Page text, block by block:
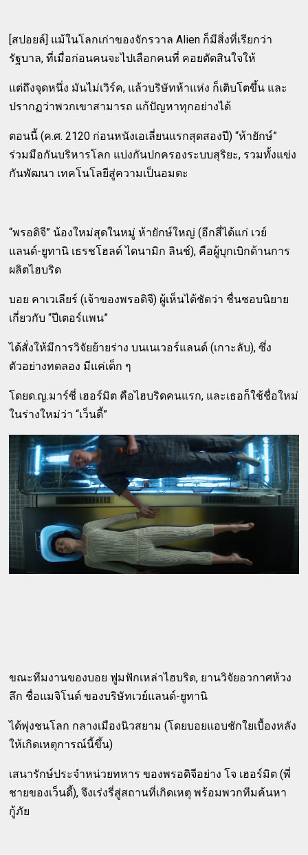
[สปอยล์] แม้ในโลกเก่าของจักรวาล Alien ก็มีสิ่งที่เรียกว่า
รัฐบาล, ที่เมื่อก่อนคนจะไปเลือกคนที่ คอยตัดสินใจให้
แต่ถึงจุดหนึ่ง มันไม่เวิร์ค, แล้วบริษัทห้าแห่ง ก็เติบโตขึ้น และ
ปรากฏว่าพวกเขาสามารถ แก้ปัญหาทุกอย่างได้
ตอนนี้ (ค.ศ. 2120 ก่อนหนังเอเลี่ยนแรกสุดสองปี) “ห้ายักษ์”
ร่วมมือกันบริหารโลก แบ่งกันปกครองระบบสุริยะ, รวมทั้งแข่ง
กันพัฒนา เทคโนโลยีสู่ความเป็นอมตะ
“พรอดิจี” น้องใหม่สุดในหมู่ ห้ายักษ์ใหญ่ (อีกสี่ได้แก่ เวย์
แลนด์-ยูทานิ เธรชโฮลด์ ไดนามิก ลินช์), คือผู้บุกเบิกด้านการ
ผลิตไฮบริด
บอย คาเวเลียร์ (เจ้าของพรอดิจี) ผู้เห็นได้ชัดว่า ชื่นชอบนิยาย
เกี่ยวกับ “ปีเตอร์แพน”
ได้สั่งให้มีการวิจัยย้ายร่าง บนเนเวอร์แลนด์ (เกาะลับ), ซึ่ง
ตัวอย่างทดลอง มีแค่เด็ก ๆ
โดยด.ญ.มาร์ซี่ เฮอร์มิต คือไฮบริดคนแรก, และเธอก็ใช้ชื่อใหม่
ในร่างใหม่ว่า “เว็นดี้”
ขณะทีมงานของบอย ฟูมฟักเหล่าไฮบริด, ยานวิจัยอวกาศห้วง
ลึก ชื่อแมจิโนต์ ของบริษัทเวย์แลนด์-ยูทานิ
ได้พุ่งชนโลก กลางเมืองนิวสยาม (โดยบอยแอบชักใยเบื้องหลัง
ให้เกิดเหตุการณ์นี้ขึ้น)
เสนารักษ์ประจำหน่วยทหาร ของพรอดิจีอย่าง โจ เฮอร์มิต (พี่
ชายของเว็นดี้), จึงเร่งรี่สู่สถานที่เกิดเหตุ พร้อมพวกทีมค้นหา
กู้ภัย